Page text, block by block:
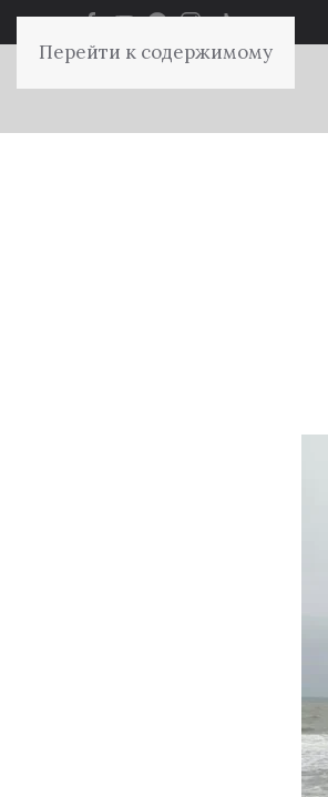
Перейти к содержимому